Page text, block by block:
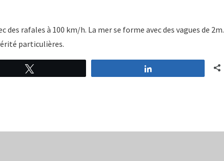
rafales à 100 km/h. La mer se forme avec des vagues de 2m.
particulières.